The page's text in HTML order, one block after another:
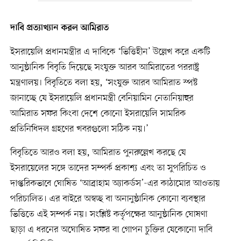
দাবি প্রত্যাখ্যান করল আমিরাত
ইসরায়েলি প্রধানমন্ত্রীর এ দাবিকে ‘ভিত্তিহীন’ উল্লেখ করে একটি
আনুষ্ঠানিক বিবৃতি দিয়েছে সংযুক্ত আরব আমিরাতের পররাষ্ট্র
মন্ত্রণালয়। বিবৃতিতে বলা হয়, ‘সংযুক্ত আরব আমিরাত স্পষ্ট
জানাচ্ছে যে ইসরায়েলি প্রধানমন্ত্রী বেনিয়ামিন নেতানিয়াহুর
আমিরাত সফর কিংবা দেশে কোনো ইসরায়েলি সামরিক
প্রতিনিধিদল গ্রহণের খবরগুলো সঠিক নয়।’
বিবৃতিতে আরও বলা হয়, আমিরাত পুনরুল্লেখ করছে যে
ইসরায়েলের সঙ্গে তাদের সম্পর্ক প্রকাশ্য এবং তা সুপরিচিত ও
দাপ্তরিকভাবে ঘোষিত ‘আব্রাহাম অ্যাকর্ডস’-এর কাঠামোর আওতায়
পরিচালিত। এর বাইরে অস্বচ্ছ বা অনানুষ্ঠানিক কোনো ব্যবস্থার
ভিত্তিতে এই সম্পর্ক নয়। সংশ্লিষ্ট কর্তৃপক্ষের আনুষ্ঠানিক ঘোষণা
ছাড়া এ ধরনের অঘোষিত সফর বা গোপন চুক্তির যেকোনো দাবি